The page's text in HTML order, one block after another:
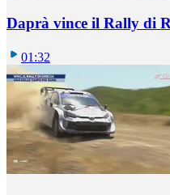
Daprà vince il Rally di
01:32